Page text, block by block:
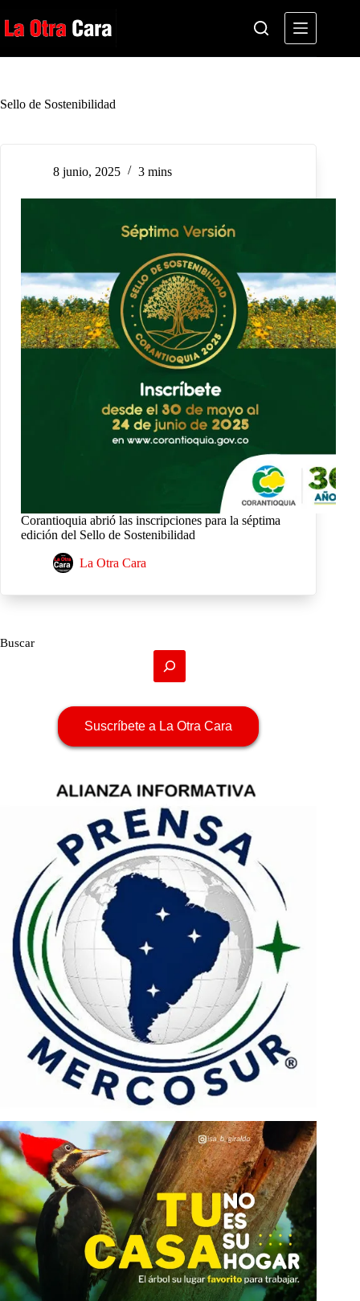
al
contenido
Sello de Sostenibilidad
8 junio, 2025 3 mins
Corantioquia abrió las inscripciones para la séptima
edición del Sello de Sostenibilidad
La Otra Cara
Buscar
Suscríbete a La Otra Cara